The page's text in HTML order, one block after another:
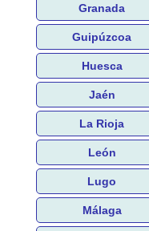
Granada
Guipúzcoa
Huesca
Jaén
La Rioja
León
Lugo
Málaga